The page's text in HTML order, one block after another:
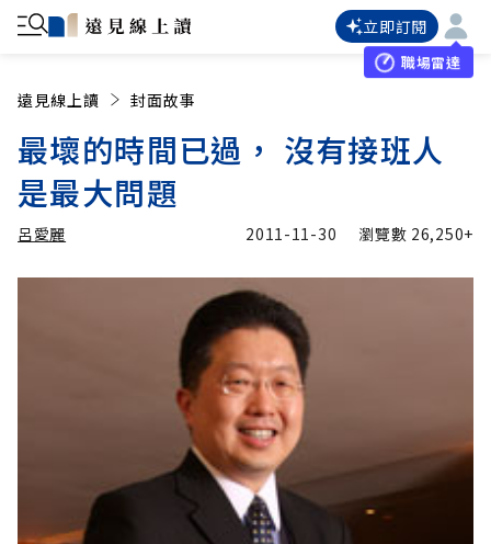
立即訂閱
職場雷達
遠見線上讀 封面故事
最壞的時間已過， 沒有接班人
是最大問題
呂愛麗
加入追蹤
2011-11-30 瀏覽數 26,250+